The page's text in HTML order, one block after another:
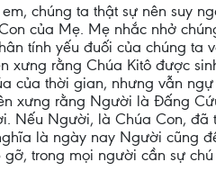
chúng ta thật sự nên suy
của Mẹ. Mẹ nhắc nhở
tính yếu đuối của chúng
xưng rằng Chúa Kitô được
của thời gian, nhưng vẫn
xưng rằng Người là Đấng
Nếu Người, là Chúa Con,
là ngày nay Người cũng
trong mọi người cần sự